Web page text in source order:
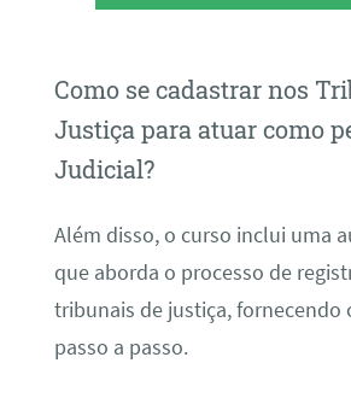
Como se cadastrar nos
Justiça para atuar como
Judicial?
Além disso, o curso inclui uma
que aborda o processo de
tribunais de justiça, fornecendo
passo a passo.